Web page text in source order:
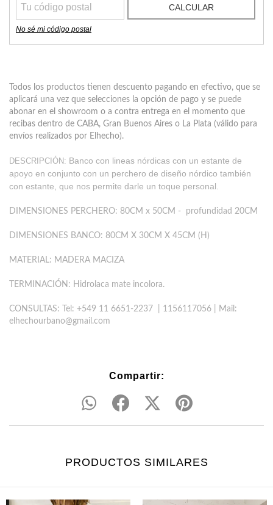
CALCULAR
No sé mi código postal
Todos los productos tienen descuento pagando en efectivo, que se
aplicará una vez que selecciones la opción de pago y se puede
abonar en el showroom o a contra entrega en el momento que
recibas dentro de CABA, Gran Buenos Aires o La Plata (válido para
envíos realizados por Elhecho).
DESCRIPCIÓN: Banco con lineas nórdicas con un estante de
apoyo en conjunto con un perchero de diseño nórdico también
con estante, que nos permite darle un toque personal.
DIMENSIONES PERCHERO: 80CM x 50CM - profundidad 20CM
DIMENSIONES BANCO: 80CM X 30CM X 45CM (H)
MATERIAL: MADERA MACIZA
TERMINACIÓN: Hidrolaca mate incolora.
CONSULTAS: Tel: +549 11 6651-2237 | 1156117056 | Mail:
elhechourbano@gmail.com
Compartir:
PRODUCTOS SIMILARES